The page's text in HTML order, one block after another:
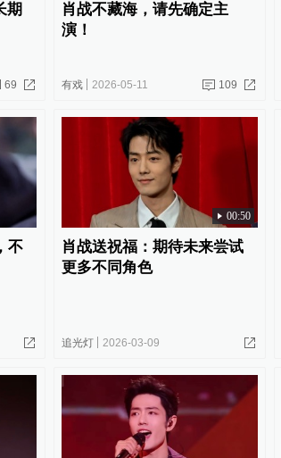
期
69
肖战不藏海，请先确定主
演！
有戏 2026-05-11 109
不
00:50
肖战送祝福：期待未来尝试
更多不同角色
追光灯 2026-03-09